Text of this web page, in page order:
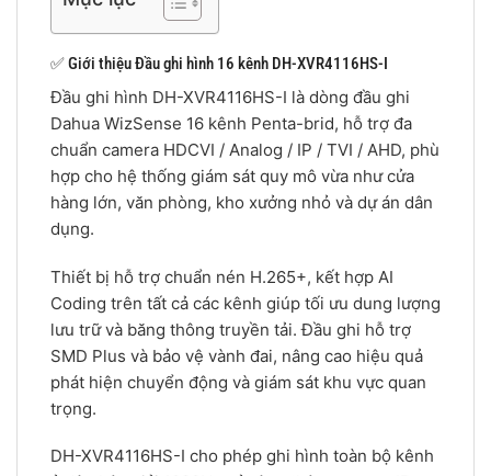
✅ Giới thiệu Đầu ghi hình 16 kênh DH-XVR4116HS-I
Đầu ghi hình DH-XVR4116HS-I là dòng đầu ghi
Dahua WizSense 16 kênh Penta-brid, hỗ trợ đa
chuẩn camera HDCVI / Analog / IP / TVI / AHD, phù
hợp cho hệ thống giám sát quy mô vừa như cửa
hàng lớn, văn phòng, kho xưởng nhỏ và dự án dân
dụng.
Thiết bị hỗ trợ chuẩn nén H.265+, kết hợp AI
Coding trên tất cả các kênh giúp tối ưu dung lượng
lưu trữ và băng thông truyền tải. Đầu ghi hỗ trợ
SMD Plus và bảo vệ vành đai, nâng cao hiệu quả
phát hiện chuyển động và giám sát khu vực quan
trọng.
DH-XVR4116HS-I cho phép ghi hình toàn bộ kênh